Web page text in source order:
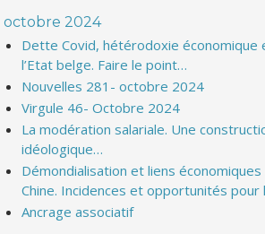
octobre 2024
Dette Covid, hétérodoxie économique
l’Etat belge. Faire le point…
Nouvelles 281- octobre 2024
Virgule 46- Octobre 2024
La modération salariale. Une
idéologique…
Démondialisation et liens
Chine. Incidences et opportunités pour
Ancrage associatif